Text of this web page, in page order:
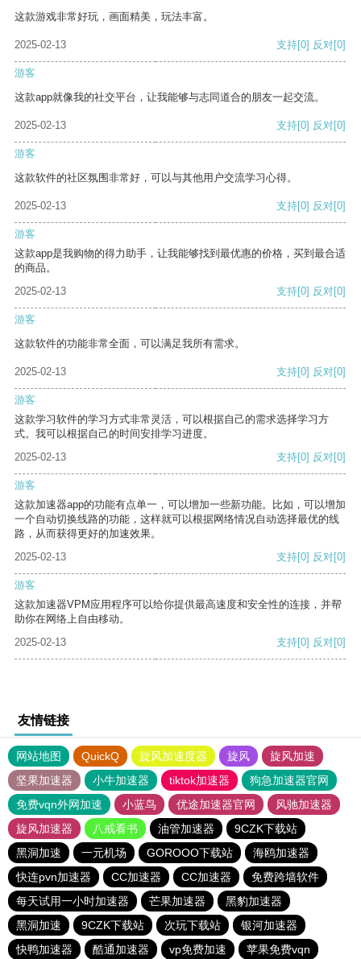
这款游戏非常好玩，画面精美，玩法丰富。
2025-02-13 支持[0] 反对[0]
游客
这款app就像我的社交平台，让我能够与志同道合的朋友一起交流。
2025-02-13 支持[0] 反对[0]
游客
这款软件的社区氛围非常好，可以与其他用户交流学习心得。
2025-02-13 支持[0] 反对[0]
游客
这款app是我购物的得力助手，让我能够找到最优惠的价格，买到最合适
的商品。
2025-02-13
支持[0] 反对[0]
游客
这款软件的功能非常全面，可以满足我所有需求。
2025-02-13 支持[0] 反对[0]
游客
这款学习软件的学习方式非常灵活，可以根据自己的需求选择学习方
式。我可以根据自己的时间安排学习进度。
2025-02-13
支持[0] 反对[0]
游客
这款加速器app的功能有点单一，可以增加一些新功能。比如，可以增加
一个自动切换线路的功能，这样就可以根据网络情况自动选择最优的线
路，从而获得更好的加速效果。
2025-02-13
支持[0] 反对[0]
游客
这款加速器VPM应用程序可以给你提供最高速度和安全性的连接，并帮
助你在网络上自由移动。
2025-02-13
支持[0] 反对[0]
友情链接
网站地图 QuickQ 旋风加速度器 旋风
旋风加速
坚果加速器
小牛加速器 tiktok加速器
狗急加速器官网
免费vqn外网加速
小蓝鸟 优途加速器官网
风驰加速器
旋风加速器
八戒看书 油管加速器
9CZK下载站
黑洞加速
一元机场 GOROOO下载站
海鸥加速器
快连pvn加速器
CC加速器 CC加速器
免费跨墙软件
每天试用一小时加速器
芒果加速器
黑豹加速器
黑洞加速
9CZK下载站 次玩下载站
银河加速器
快鸭加速器
酷通加速器 vp免费加速 苹果免费vqn